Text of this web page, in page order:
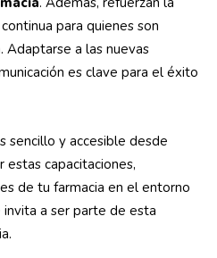
para quienes son
Adaptarse a las nuevas
es clave para el éxito
sencillo y accesible desde
capacitaciones,
de tu farmacia en el entorno
a ser parte de esta